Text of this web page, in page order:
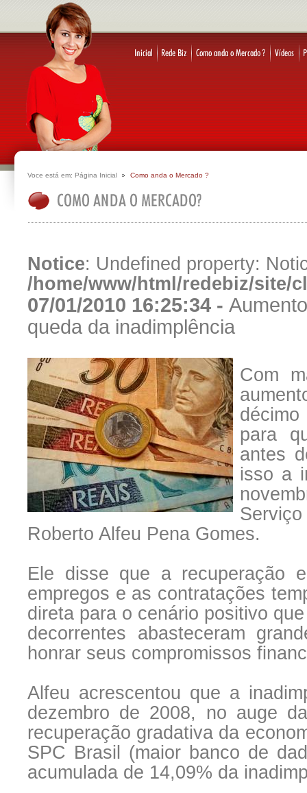
Voce está em: Página Inicial Como anda o Mercado ?
Notice: Undefined property:
/home/www/html/redebiz/site/
07/01/2010 16:25:34 -
queda da inadimplência
Com
para
antes
isso a
Roberto Alfeu Pena Gomes.
Ele disse que a recuperação
empregos e as contratações
direta para o cenário positivo
decorrentes abasteceram
honrar seus compromissos
Alfeu acrescentou que a
dezembro de 2008, no auge
recuperação gradativa da
SPC Brasil (maior banco de
acumulada de 14,09% da